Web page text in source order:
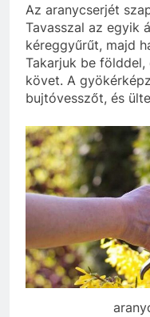
Az aranycserjét
Tavasszal az egyik
kéreggyűrűt, majd
Takarjuk be földdel,
követ. A
bujtóvesszőt, és